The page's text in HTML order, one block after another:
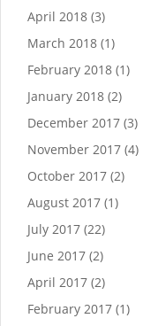
April 2018 (3)
March 2018 (1)
February 2018 (1)
January 2018 (2)
December 2017 (3)
November 2017 (4)
October 2017 (2)
August 2017 (1)
July 2017 (22)
June 2017 (2)
April 2017 (2)
February 2017 (1)